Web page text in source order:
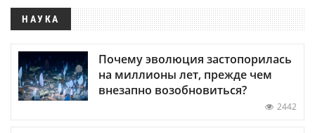
НАУКА
Почему эволюция застопорилась
на миллионы лет, прежде чем
внезапно возобновиться?
2442